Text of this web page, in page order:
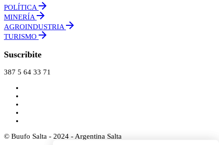
POLÍTICA
MINERÍA
AGROINDUSTRIA
TURISMO
Suscribite
387 5 64 33 71
© Buufo Salta - 2024 - Argentina Salta